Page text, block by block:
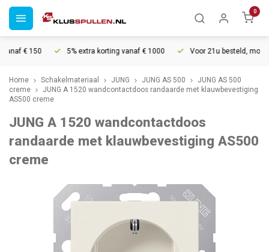
0
€ 150 5% extra korting vanaf € 1000 Voor 21u besteld, morgen
Home Schakelmateriaal JUNG JUNG AS 500
JUNG AS 500
creme
JUNG A 1520 wandcontactdoos randaarde met klauwbevestiging
AS500 creme
JUNG A 1520 wandcontactdoos
randaarde met klauwbevestiging AS500
creme